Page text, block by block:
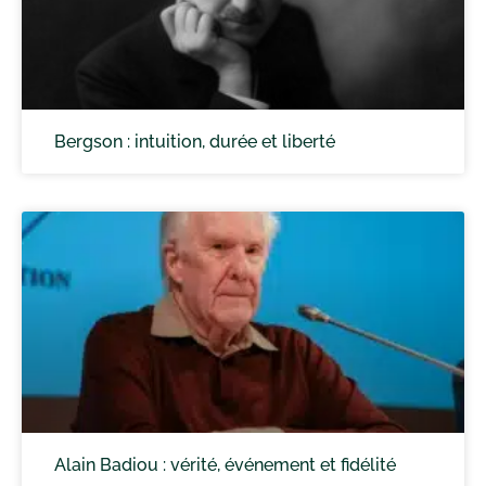
Bergson : intuition, durée et liberté
Alain Badiou : vérité, événement et fidélité